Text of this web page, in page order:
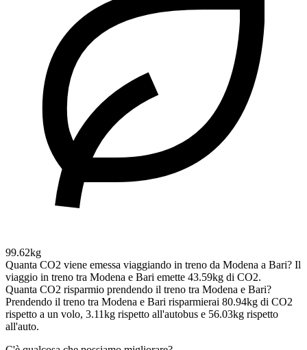
99.62kg
Quanta CO2 viene emessa viaggiando in treno da Modena a Bari? Il
viaggio in treno tra Modena e Bari emette 43.59kg di CO2.
Quanta CO2 risparmio prendendo il treno tra Modena e Bari?
Prendendo il treno tra Modena e Bari risparmierai 80.94kg di CO2
rispetto a un volo, 3.11kg rispetto all'autobus e 56.03kg rispetto
all'auto.